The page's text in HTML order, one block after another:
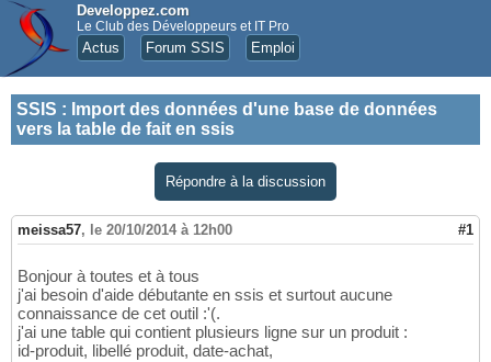
Developpez.com
Le Club des Développeurs et IT Pro
Actus Forum SSIS Emploi
SSIS : Import des données d'une base de données
vers la table de fait en ssis
Répondre à la discussion
meissa57, le 20/10/2014 à 12h00 #1
Bonjour à toutes et à tous
j'ai besoin d'aide débutante en ssis et surtout aucune
connaissance de cet outil :'(.
j'ai une table qui contient plusieurs ligne sur un produit :
id-produit, libellé produit, date-achat,